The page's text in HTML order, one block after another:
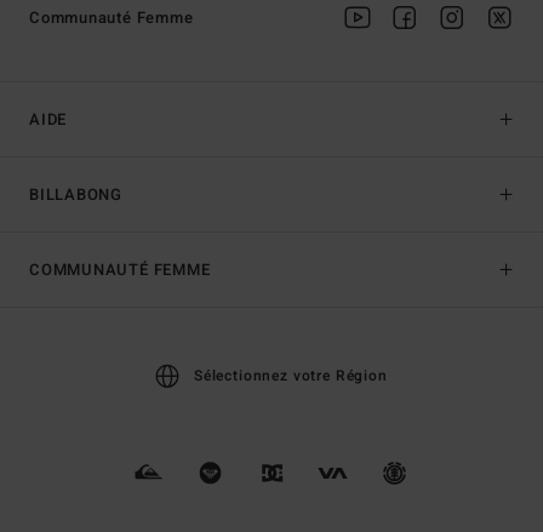
AIDE
BILLABONG
Communauté Femme
COMMUNAUTÉ FEMME
Sélectionnez votre Région